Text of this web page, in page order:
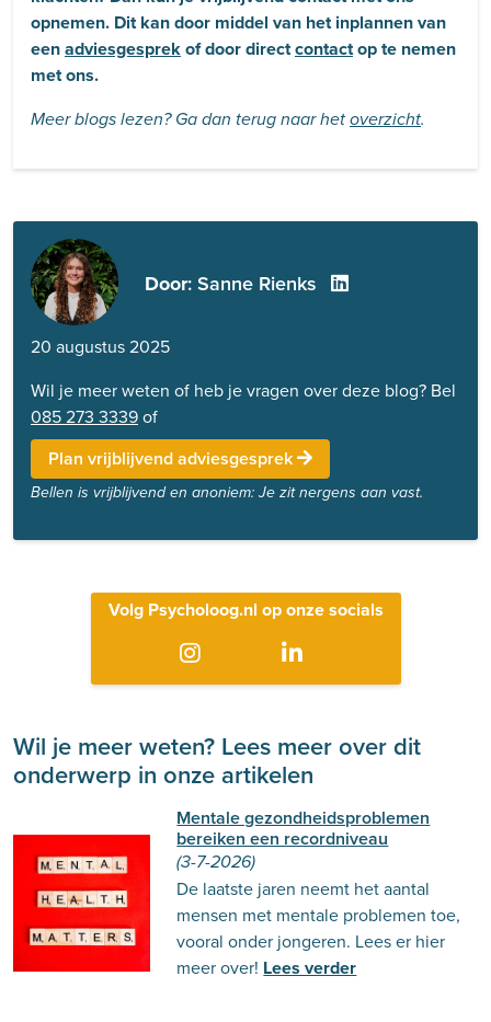
opnemen. Dit kan door middel van het inplannen van
eenadviesgesprekof door directcontactop te nemen
met ons.
Meer blogs lezen? Ga dan terug naar het overzicht.
Door: Sanne Rienks
20 augustus 2025
Wil je meer weten of heb je vragen over deze blog? Bel
085 273 3339of
Plan vrijblijvend adviesgesprek
Bellen is vrijblijvend en anoniem: Je zit nergens aan vast.
Volg Psycholoog.nl op onze socials
Wil je meer weten? Lees meer over dit
onderwerp in onze artikelen
Mentale gezondheidsproblemen
bereiken een recordniveau
(3-7-2026)
De laatste jaren neemt het aantal
mensen met mentale problemen toe,
vooral onder jongeren. Lees er hier
meer over! Lees verder